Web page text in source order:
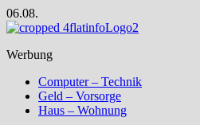
Zum
Inhalt
06.08.
Werbung
Computer – Technik
Geld – Vorsorge
Haus – Wohnung